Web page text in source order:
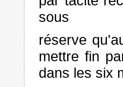
sous
réserve
mettre fin
dans les six